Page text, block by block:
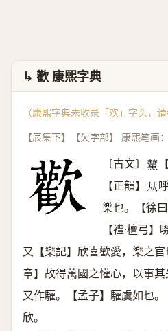
↳ 歡 康熙字典
（康熙字典未收录「欢」字头，
【辰集下】【欠字部】 康熙笔画
〔古文〕 𧆒
【正韻】 𠀤
樂也。【徐
【禮·檀弓】
又【樂記】欣喜歡愛，樂之
章】故得萬國之懽心，以事其
又作驩。【孟子】驩虞如也
欣。